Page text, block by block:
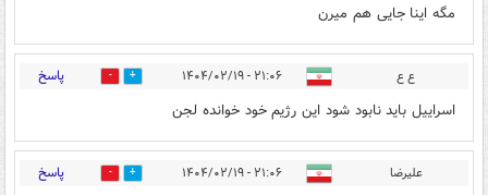
مگه اینا جایی هم میرن
ع ع ۲۱:۰۶ - ۱۴۰۴/۰۲/۱۹ 0 پاسخ
اسراییل باید نابود شود این رژیم خود خوانده لجن
علیرضا ۲۱:۰۶ - ۱۴۰۴/۰۲/۱۹ 0 پاسخ